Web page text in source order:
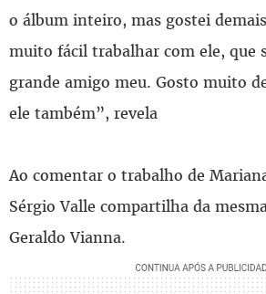
o álbum inteiro, mas gostei
muito fácil trabalhar com ele, que
grande amigo meu. Gosto muito
ele também”, revela
Ao comentar o trabalho de
Sérgio Valle compartilha da
Geraldo Vianna.